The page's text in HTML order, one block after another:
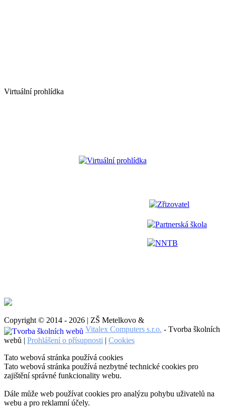
Virtuální prohlídka
Virtuální prohlídka
Zřizovatel
Partnerská škola
NNTB
Copyright © 2014 - 2026 | ZŠ Metelkovo &
Vitalex Computers s.r.o. - Tvorba školních
webů | Prohlášení o přísupnosti | Cookies
Tato webová stránka používá cookies
Tato webová stránka používá nezbytné technické cookies pro
zajištění správné funkcionality webu.
Dále může web používat cookies pro analýzu pohybu uživatelů na
webu a pro reklamní účely.